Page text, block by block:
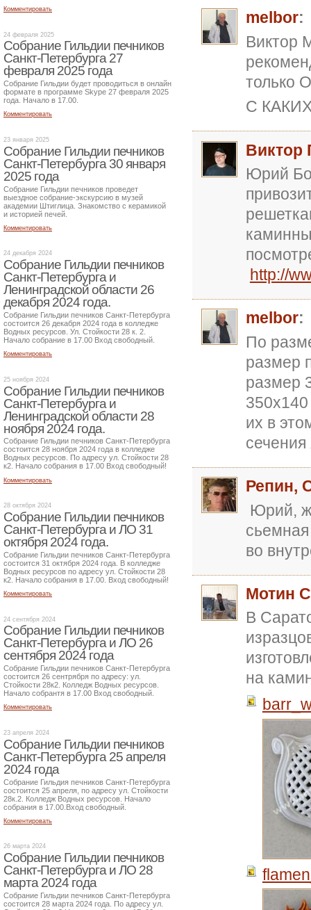
melbor:
Виктор
только
С
Виктор
Юрий
http://
melbor:
По
размер
размер
350х140
их в
Репин,
Юрий,
во
Мотин
В
на
Комментировать
24 февраля 2025
Собрание Гильдии печников
Санкт-Петербурга 27
февраля 2025 года
Собрание Гильдии будет проводиться в онлайн
формате в программе Skype 27 февраля 2025
года. Начало в 17.00.
Комментировать
23 января 2025
Собрание Гильдии печников
Санкт-Петербурга 30 января
2025 года
Собрание Гильдии печников проведет
выездное собрание-экскурсию в музей
академии Штиглица. Знакомство с керамикой
и историей печей.
Комментировать
24 декабря 2024
Собрание Гильдии печников
Санкт-Петербурга и
Ленинградской области 26
декабря 2024 года.
Собрание Гильдии печников Санкт-Петербурга
состоится 26 декабря 2024 года в колледже
Водных ресурсов. Ул. Стойкости 28 к. 2.
Начало собрание в 17.00 Вход свободный.
Комментировать
25 ноября 2024
Собрание Гильдии печников
Санкт-Петербурга и
Ленинградской области 28
ноября 2024 года.
Собрание Гильдии печников Санкт-Петербурга
состоится 28 ноября 2024 года в колледже
Водных ресурсов. По адресу ул. Стойкости 28
к2. Начало собрания в 17.00 Вход свободный!
Комментировать
28 октября 2024
Собрание Гильдии печников
Санкт-Петербурга и ЛО 31
октября 2024 года.
Собрание Гильдии печников Санкт-Петербурга
состоится 31 октября 2024 года. В колледже
Водных ресурсов по адресу ул. Стойкости 28
к2. Начало собрания в 17.00. Вход свободный!
Комментировать
24 сентября 2024
Собрание Гильдии печников
Санкт-Петербурга и ЛО 26
сентября 2024 года
Собрание Гильдии печников Санкт-Петербурга
состоится 26 сентрября по адресу: ул.
Стойкости 28к2. Колледж Водных ресурсов.
Начало собрантя в 17.00 Вход свободный.
Комментировать
23 апреля 2024
Собрание Гильдии печников
Санкт-Петербурга 25 апреля
2024 года
Собрание Гильдия печников Санкт-Петербурга
состоится 25 апреля, по адресу ул. Стойкости
28к.2. Колледж Водных ресурсов. Начало
собрания в 17.00.Вход свободный.
Комментировать
26 марта 2024
Собрание Гильдии печников
Санкт-Петербурга и ЛО 28
марта 2024 года
Собрание Гильдии печников Санкт-Петербурга
состоится 28 марта 2024 года. По адресу ул.